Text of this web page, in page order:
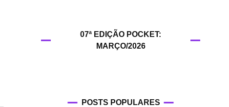
Panfletando
07ª EDIÇÃO POCKET:
MARÇO/2026
POSTS POPULARES